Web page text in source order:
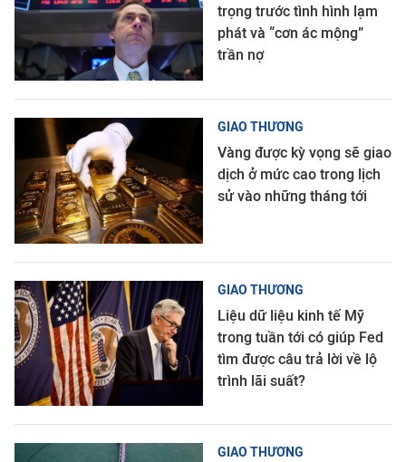
trọng trước tình hình lạm
phát và “cơn ác mộng”
trần nợ
GIAO THƯƠNG
Vàng được kỳ vọng sẽ giao
dịch ở mức cao trong lịch
sử vào những tháng tới
GIAO THƯƠNG
Liệu dữ liệu kinh tế Mỹ
trong tuần tới có giúp Fed
tìm được câu trả lời về lộ
trình lãi suất?
GIAO THƯƠNG